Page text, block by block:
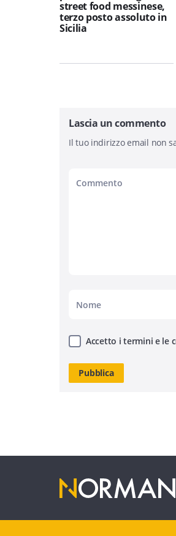
street food messinese,
terzo posto assoluto in
Sicilia
Lascia un commento
Il tuo indirizzo email non
Accetto i termini e le